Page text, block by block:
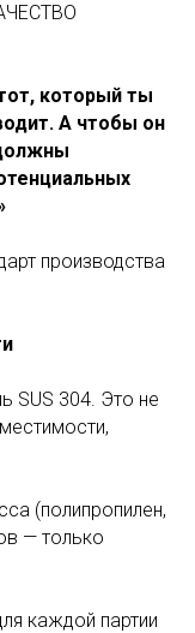
который ты
А чтобы он
производства
SUS 304. Это не
(полипропилен,
— только
каждой партии